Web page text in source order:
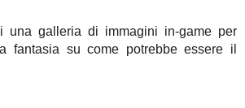
una galleria di immagini in-game per
fantasia su come potrebbe essere il